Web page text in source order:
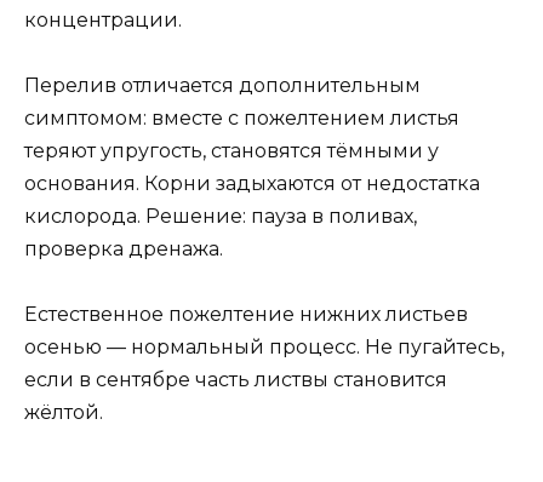
концентрации.
Перелив отличается дополнительным
симптомом: вместе с пожелтением листья
теряют упругость, становятся тёмными у
основания. Корни задыхаются от недостатка
кислорода. Решение: пауза в поливах,
проверка дренажа.
Естественное пожелтение нижних листьев
осенью — нормальный процесс. Не пугайтесь,
если в сентябре часть листвы становится
жёлтой.